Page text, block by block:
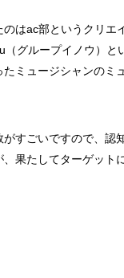
のはac部というクリエ
（グループイノウ）と
たミュージシャンのミ
がすごいですので、認
果たしてターゲット